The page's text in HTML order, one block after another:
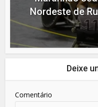
Nordeste de
Deixe
Comentário